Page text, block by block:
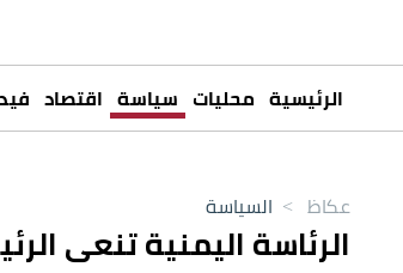
الرئيسية محليات سياسة اقتصاد
عكاظ > السياسة
الرئاسة اليمنية تنعى